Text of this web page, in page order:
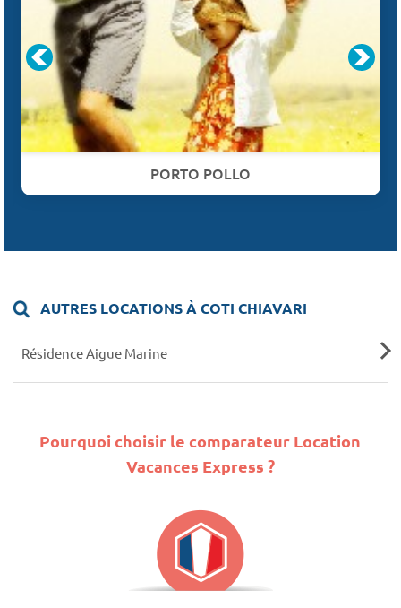
PORTO POLLO
AUTRES LOCATIONS À COTI CHIAVARI
Résidence Aigue Marine
Pourquoi choisir le comparateur Location
Vacances Express ?